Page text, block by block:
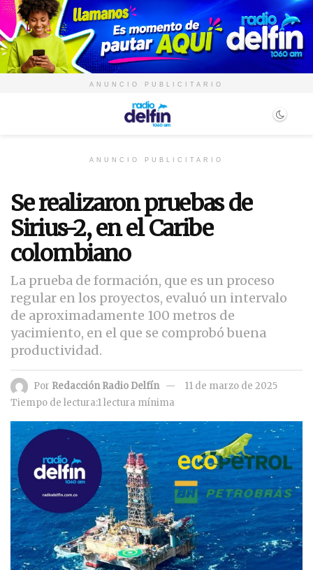
ANUNCIO PUBLICITARIO
ANUNCIO PUBLICITARIO
Se realizaron pruebas de
Sirius-2, en el Caribe
colombiano
La prueba de formación, que es un proceso
regular en los proyectos, evaluó un intervalo
de aproximadamente 100 metros de
yacimiento, en el que se comprobó buena
productividad.
Por Redacción Radio Delfín
11 de marzo de 2025
Tiempo de lectura:1 lectura mínima